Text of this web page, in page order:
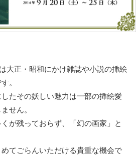
大正・昭和にかけ雑誌や小説の挿絵
。
たその妖しい魅力は一部の挿絵愛
せん。
が残っておらず、「幻の画家」と
てごらんいただける貴重な機会で